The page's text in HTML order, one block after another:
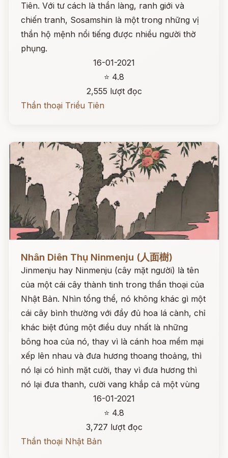
Tiên. Với tư cách là thần làng, ranh giới và
chiến tranh, Sosamshin là một trong những vị
thần hộ mệnh nổi tiếng được nhiều người thờ
phụng.
16-01-2021
⭐ 4.8
2,555 lượt đọc
Thần thoại Triều Tiên
Nhân Diên Thụ Ninmenju (人面樹)
Jinmenju hay Ninmenju (cây mặt người) là tên
của một cái cây thành tinh trong thần thoại của
Nhật Bản. Nhìn tổng thể, nó không khác gì một
cái cây bình thường với đầy đủ hoa lá cành, chỉ
khác biệt đúng một điều duy nhất là những
bông hoa của nó, thay vì là cánh hoa mềm mại
xếp lên nhau và đưa hương thoang thoảng, thì
nó lại có hình mặt cười, thay vì đưa hương thì
nó lại đưa thanh, cười vang khắp cả một vùng
16-01-2021
⭐ 4.8
3,727 lượt đọc
Thần thoại Nhật Bản